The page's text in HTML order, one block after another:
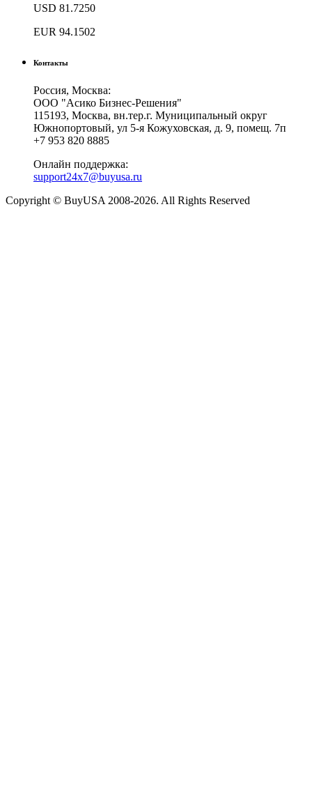
USD 81.7250
EUR 94.1502
Контакты
Россия, Москва:
ООО "Асико Бизнес-Решения"
115193, Москва, вн.тер.г. Муниципальный округ
Южнопортовый, ул 5-я Кожуховская, д. 9, помещ. 7п
+7 953 820 8885
Онлайн поддержка:
support24x7@buyusa.ru
Copyright © BuyUSA 2008-2026. All Rights Reserved